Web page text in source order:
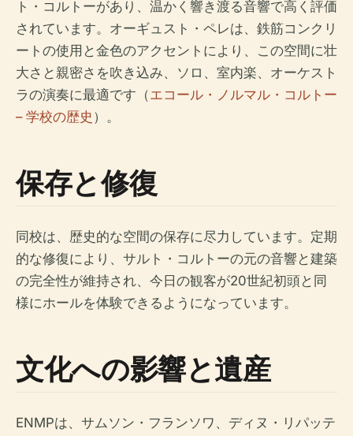
ト・コルトーがあり、温かく響き渡る音響で高く評価
されています。オーギュスト・ペレは、鉄筋コンクリ
ートの使用と金色のアクセントにより、この空間に壮
大さと親密さを吹き込み、ソロ、室内楽、オーケスト
ラの演奏に最適です（エコール・ノルマル・コルトー
– 学校の歴史 ）。
保存と修復
同校は、歴史的な空間の保存に尽力しています。定期
的な修復により、サルト・コルトーの元の音響と建築
の完全性が維持され、今日の観客が20世紀初頭と同
様にホールを体験できるようになっています。
文化への影響と遺産
ENMPは、サムソン・フランソワ、ディヌ・リパッテ